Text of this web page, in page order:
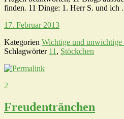
finden. 11 Dinge: 1. Herr S. und
17. Februar 2013
Kategorien Wichtige und
Schlagwörter 11 , Stöckchen
2
Freudentränchen